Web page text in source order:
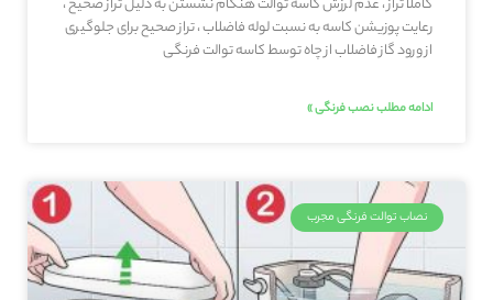
کاملا تراز ، عدم لرزش کاسه توالت هنگام نشستن به دلیل تراز صحیح ،
رعایت پوزیشن کاسه به نسبت لوله فاضلاب ، تراز صحیح برای جلوگیری
از ورود گاز فاضلاب از چاه توسط کاسه توالت فرنگی
ادامه مطلب نصب فرنگی »
نصاب توالت فرنگی مجرب